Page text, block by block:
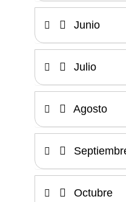
Junio
Julio
Agosto
Octubre